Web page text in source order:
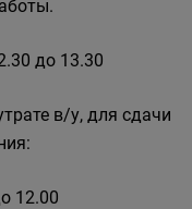
до 13.30
в/у, для сдачи
12.00